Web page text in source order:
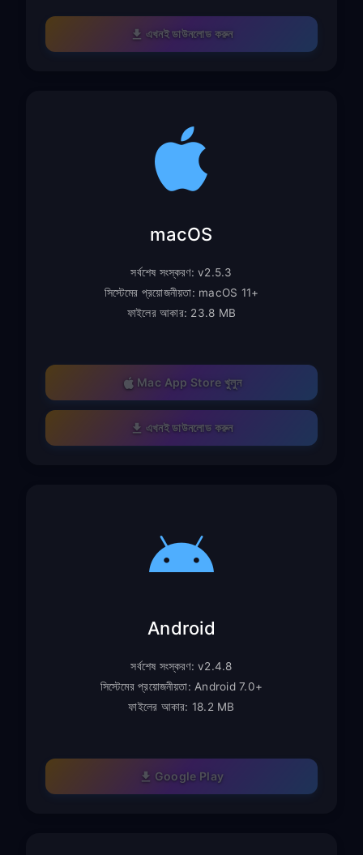
এখনই ডাউনলোড করুন
macOS
সর্বশেষ সংস্করণ: v2.5.3
সিস্টেমের প্রয়োজনীয়তা: macOS 11+
ফাইলের আকার: 23.8 MB
Mac App Store খুলুন
এখনই ডাউনলোড করুন
Android
সর্বশেষ সংস্করণ: v2.4.8
সিস্টেমের প্রয়োজনীয়তা: Android 7.0+
ফাইলের আকার: 18.2 MB
Google Play